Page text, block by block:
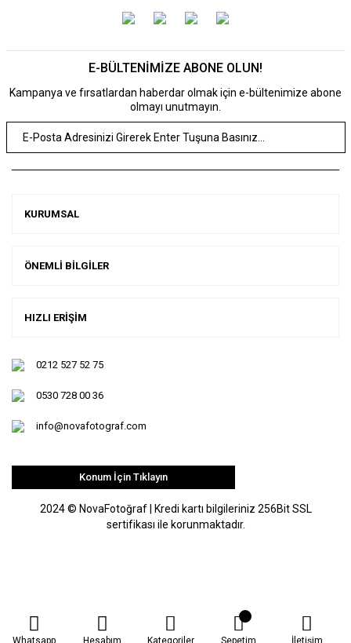
E-BÜLTENİMİZE ABONE OLUN!
Kampanya ve fırsatlardan haberdar olmak için e-bültenimize abone
olmayı unutmayın.
KURUMSAL
ÖNEMLİ BİLGİLER
HIZLI ERİŞİM
0212 527 52 75
0530 728 00 36
info@novafotograf.com
Konum İçin Tıklayın
2024 © NovaFotoğraf | Kredi kartı bilgileriniz 256Bit SSL
sertifikası ile korunmaktadır.
Whatsapp Hesabım Kategoriler Sepetim İletişim